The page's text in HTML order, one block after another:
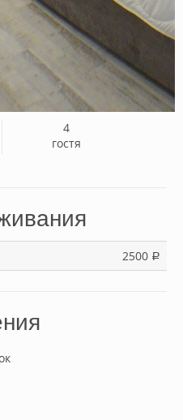
4
гостя
2500 a